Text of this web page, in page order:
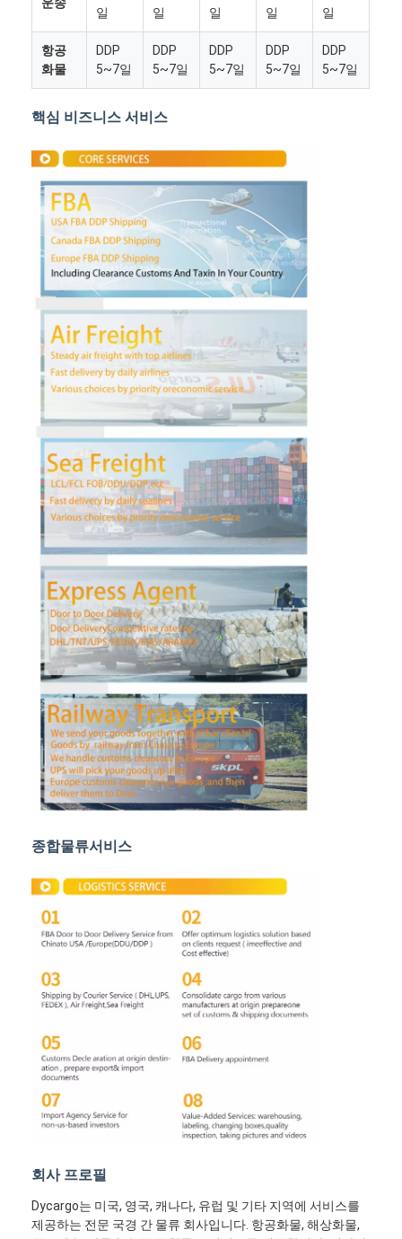
홈
제품 소개
공장 투어
품질 관리
연락처
지금 챗팅하세요
국제 화물운송 포워드
해상운송
중국에서 DDP 배송
선적을 나타내세요
철도 운송
아마존으로 배송
트럭 화물
일
일
일
일
일
항공
화물
DDP
5~7일
DDP
5~7일
DDP
5~7일
DDP
5~7일
DDP
5~7일
핵심 비즈니스 서비스
종합물류서비스
회사 프로필
Dycargo는 미국, 영국, 캐나다, 유럽 및 기타 지역에 서비스를
제공하는 전문 국경 간 물류 회사입니다. 항공화물, 해상화물,